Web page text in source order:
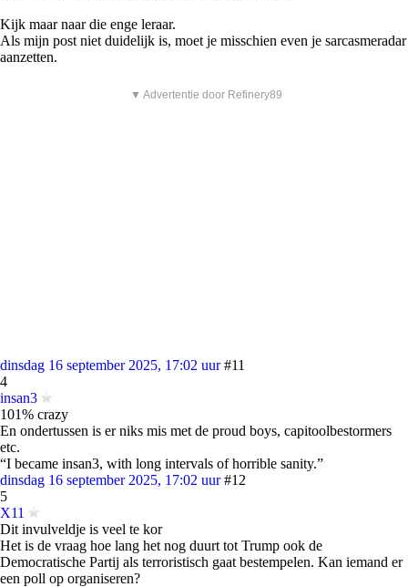
Kijk maar naar die enge leraar.
Als mijn post niet duidelijk is, moet je misschien even je sarcasmeradar
aanzetten.
▼ Advertentie door Refinery89
dinsdag 16 september 2025, 17:02 uur #11
4
insan3
101% crazy
En ondertussen is er niks mis met de proud boys, capitoolbestormers
etc.
“I became insan3, with long intervals of horrible sanity.”
dinsdag 16 september 2025, 17:02 uur #12
5
X11
Dit invulveldje is veel te kor
Het is de vraag hoe lang het nog duurt tot Trump ook de
Democratische Partij als terroristisch gaat bestempelen. Kan iemand er
een poll op organiseren?